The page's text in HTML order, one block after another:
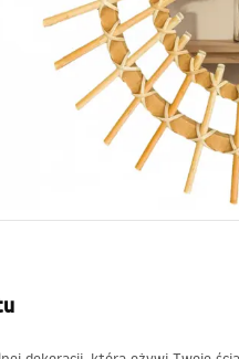
i parawany
i meble łazienkowe